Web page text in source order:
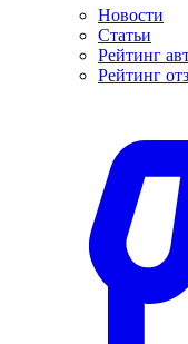
Новости
Статьи
Рейтинг
Рейтинг